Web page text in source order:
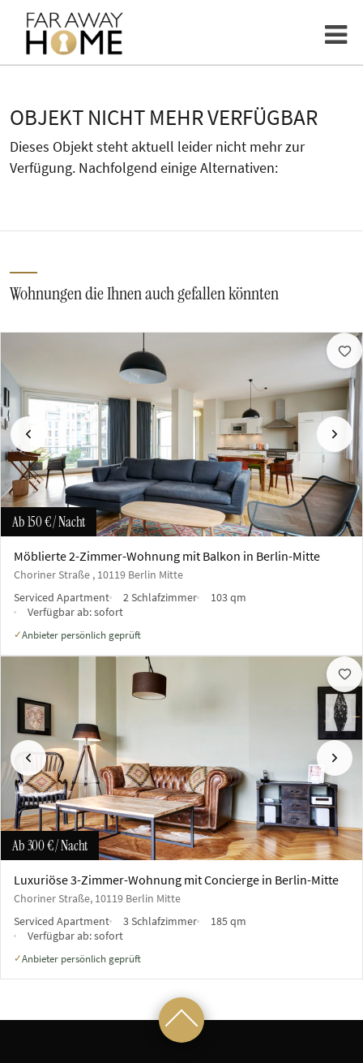
OBJEKT NICHT MEHR VERFÜGBAR
Dieses Objekt steht aktuell leider nicht mehr zur
Verfügung. Nachfolgend einige Alternativen:
Wohnungen die Ihnen auch gefallen könnten
Vorherige
Ab150 €/ Nacht
Möblierte 2-Zimmer-Wohnung mit Balkon in Berlin-Mitte
Choriner Straße , 10119 Berlin Mitte
Serviced Apartment
2 Schlafzimmer
103 qm
Verfügbar ab:sofort
✓Anbieter persönlich geprüft
Vorherige
Ab300 €/ Nacht
Luxuriöse 3-Zimmer-Wohnung mit Concierge in Berlin-Mitte
Choriner Straße, 10119 Berlin Mitte
Serviced Apartment
3 Schlafzimmer
185 qm
Verfügbar ab:sofort
✓Anbieter persönlich geprüft